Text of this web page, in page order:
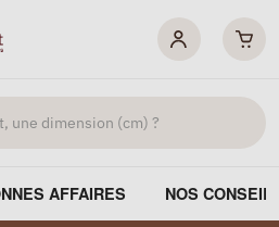
AFFAIRES NOS